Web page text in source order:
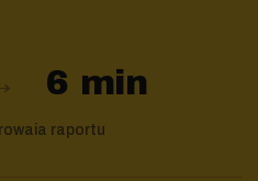
6 min
raportu